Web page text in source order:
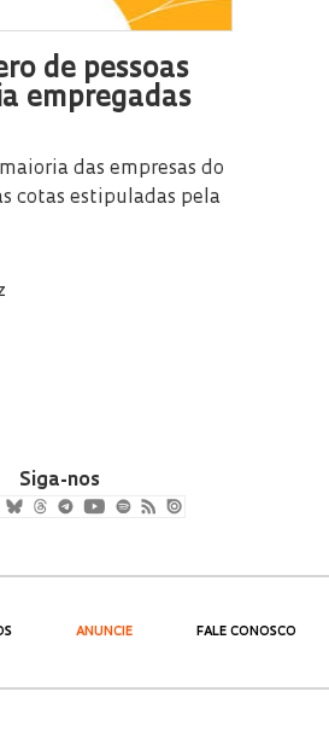
de pessoas
empregadas
das empresas do
cotas estipuladas pela
Siga-nos
ANUNCIE FALE CONOSCO